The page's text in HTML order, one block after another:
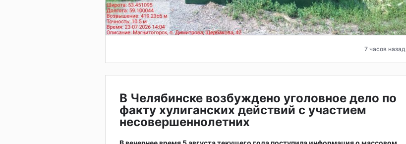
7 часов назад
В Челябинске возбуждено уголовное дело по
факту хулиганских действий с участием
несовершеннолетних